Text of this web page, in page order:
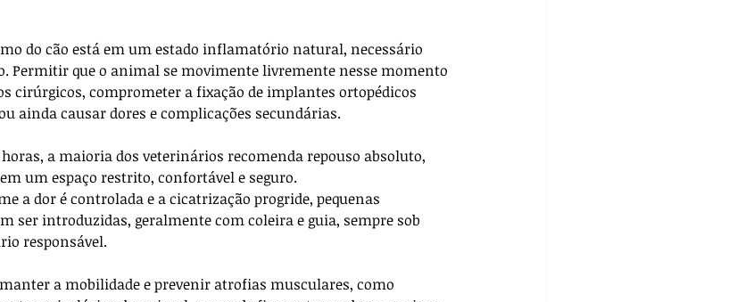
do cão está em um estado inflamatório natural, necessário
Permitir que o animal se movimente livremente nesse momento
cirúrgicos, comprometer a fixação de implantes ortopédicos
ainda causar dores e complicações secundárias.
a maioria dos veterinários recomenda repouso absoluto,
um espaço restrito, confortável e seguro.
a dor é controlada e a cicatrização progride, pequenas
ser introduzidas, geralmente com coleira e guia, sempre sob
responsável.
a mobilidade e prevenir atrofias musculares, como